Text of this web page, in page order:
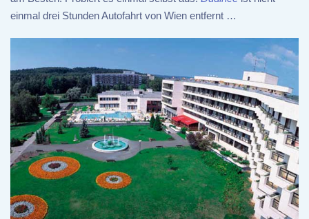
einmal drei Stunden Autofahrt von Wien entfernt …